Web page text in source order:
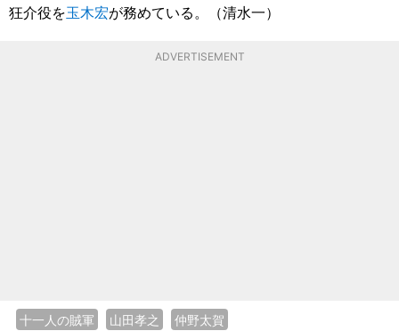
狂介役を玉木宏が務めている。（清水一）
ADVERTISEMENT
十一人の賊軍 山田孝之 仲野太賀